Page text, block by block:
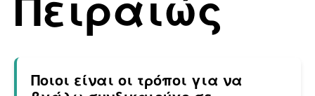
Ποιοι είναι οι τρόποι για να